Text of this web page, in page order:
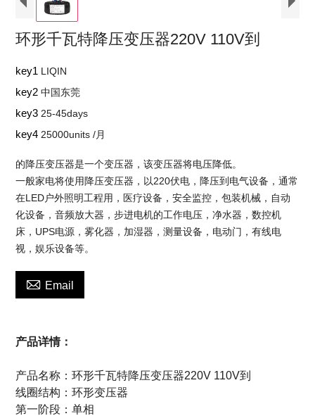
环形千瓦特降压变压器220V 110V到
key1 LIQIN
key2中国东莞
key3 25-45days
key4 25000units /月
的降压变压器是一个变压器，该变压器将电压降低。
一般家电将使用降压变压器，以220伏电，降压到电气设备，通常
在LED户外照明工程用，医疗设备，安全监控，包装机械，自动
化设备，音频放大器，步进电机的工作电压，净水器，数控机
床，UPS电源，雾化器，加湿器，测量设备，电动门，有线电
视，娱乐设备等。
 Email
产品详情：
产品名称：环形千瓦特降压变压器220V 110V到
线圈结构：环形变压器
第一阶段：单相